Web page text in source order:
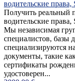
водительские
Получить реальный
водительские
Мы независимая
специалистов, базы
специализируются
документы, такие
сертификаты
удостоверен...